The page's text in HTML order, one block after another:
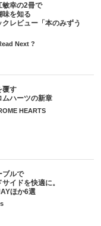
敏幸の2冊で
味を知る
レビュー「本のみずう
Next ?
覆す
ムハーツの新章
HEARTS
ブルで
イドを快適に。
ほか6選